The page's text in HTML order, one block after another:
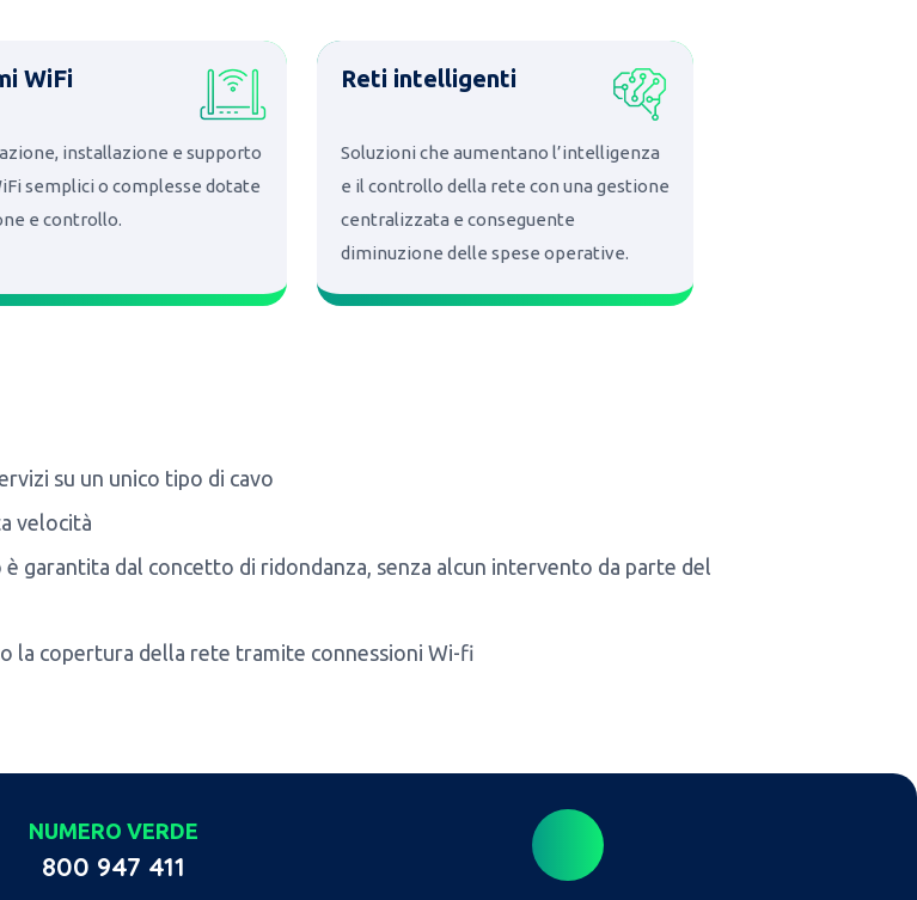
WiFi
installazione e supporto
semplici o complesse dotate
e controllo.
Reti intelligenti
Soluzioni che aumentano l’intelligenza
e il controllo della rete con una gestione
centralizzata e conseguente
diminuzione delle spese operative.
su un unico tipo di cavo
velocità
garantita dal concetto di ridondanza, senza alcun intervento da parte del
la copertura della rete tramite connessioni Wi-fi
NUMERO VERDE
800 947 411